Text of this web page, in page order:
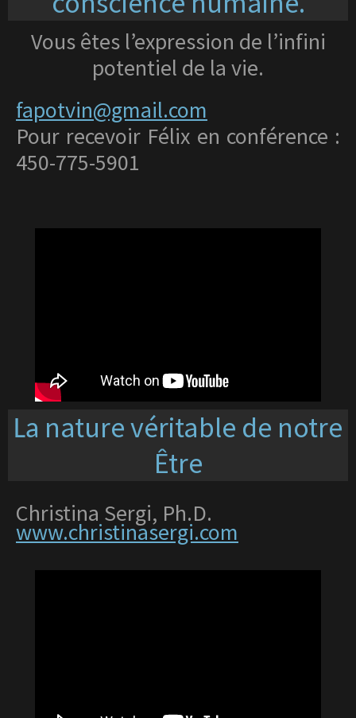
Vous êtes l’expression de l’infini
potentiel de la vie.
fapotvin@gmail.com
Pour recevoir Félix en conférence :
450-775-5901
La nature véritable de notre
Être
Christina Sergi, Ph.D.
www.christinasergi.com